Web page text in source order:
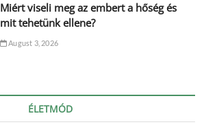
Miért viseli meg az embert a hőség és
mit tehetünk ellene?
August 3, 2026
ÉLETMÓD